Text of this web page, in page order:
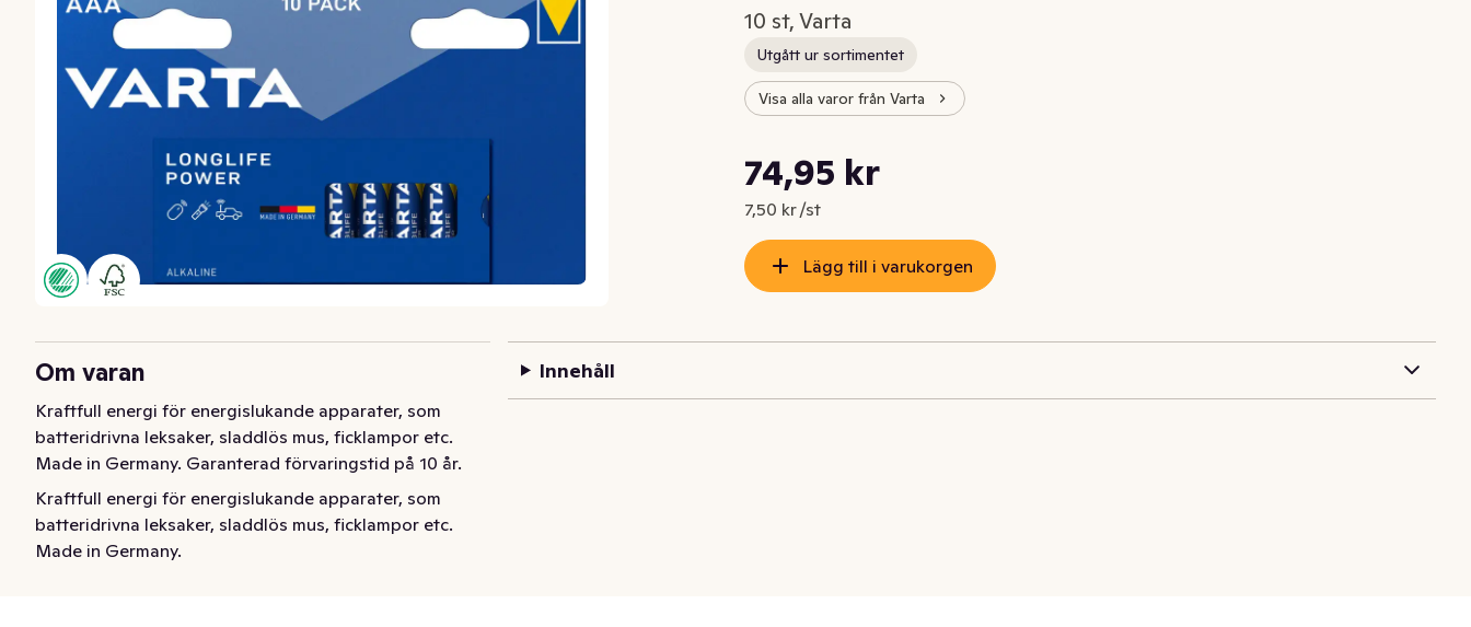
10 st, Varta
Utgått ur sortimentet
Visa alla varor från Varta
Nuvarande pris är: 74,95 kr
74,95 kr
7,50 kr /st
Styckpris: 7,50 kr /st
Lägg till i varukorgen
Om varan
Kraftfull energi för energislukande apparater, som
batteridrivna leksaker, sladdlös mus, ficklampor etc.
Made in Germany. Garanterad förvaringstid på 10 år.
Kraftfull energi för energislukande apparater, som
batteridrivna leksaker, sladdlös mus, ficklampor etc.
Made in Germany.
Innehåll